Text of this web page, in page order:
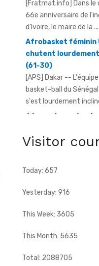
[Fratmat.info] Dans le
66e anniversaire de
d'Ivoire, le maire de la ...
Afrobasket féminin
chutent
(61-30)
[APS] Dakar --
basket-ball du
s'est lourdement
66e anniversaire du
Yopougon-Centre 1,
66e anniversaire de
d'Ivoire, Dr Euphrasie
Visitor
Today: 657
Yesterday: 916
This Week: 3605
This Month: 5635
Total: 2088705